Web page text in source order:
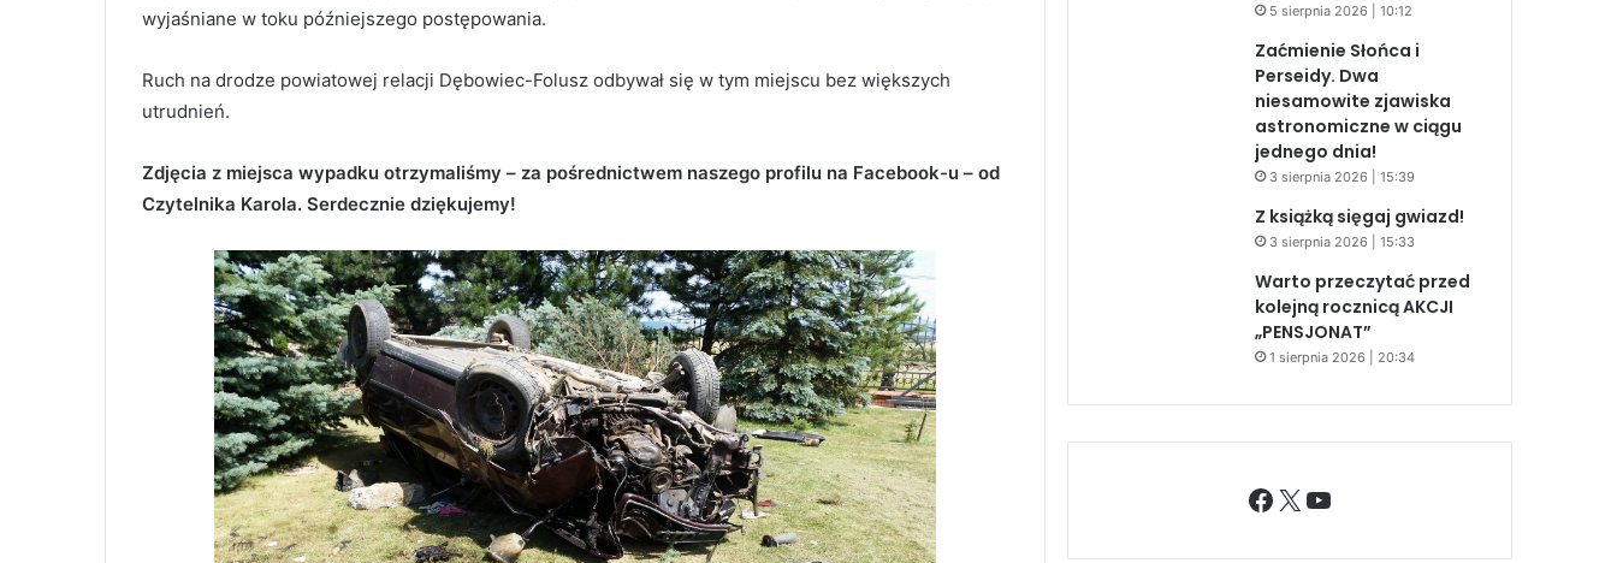
wyjaśniane w toku późniejszego postępowania.
Ruch na drodze powiatowej relacji Dębowiec-Folusz odbywał się w tym miejscu bez większych
utrudnień.
Zdjęcia z miejsca wypadku otrzymaliśmy – za pośrednictwem naszego profilu na Facebook-u – od
Czytelnika Karola. Serdecznie dziękujemy!
5 sierpnia 2026 | 10:12
Zaćmienie Słońca i
Perseidy. Dwa
niesamowite zjawiska
astronomiczne w ciągu
jednego dnia!
3 sierpnia 2026 | 15:39
Z książką sięgaj gwiazd!
3 sierpnia 2026 | 15:33
Warto przeczytać przed
kolejną rocznicą AKCJI
„PENSJONAT”
1 sierpnia 2026 | 20:34
Facebook
X YouTube